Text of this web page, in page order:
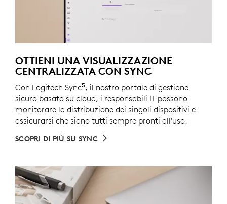
OTTIENI UNA VISUALIZZAZIONE
CENTRALIZZATA CON SYNC
Con Logitech Sync5È necessario scaricare Logi Tune
, il nostro portale di gestione
sicuro basato su cloud, i responsabili IT possono
monitorare la distribuzione dei singoli dispositivi e
assicurarsi che siano tutti sempre pronti all'uso.
SCOPRI DI PIÙ SU SYNC